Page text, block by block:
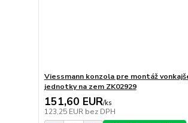
Viessmann konzola pre montáž
jednotky na zem ZK02929
151,60 EUR/ks
123,25 EUR bez DPH